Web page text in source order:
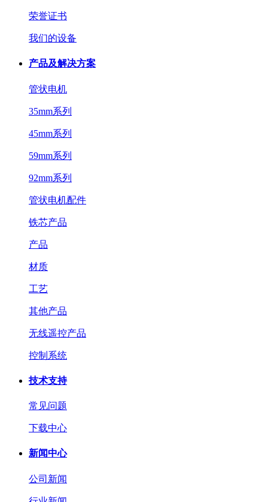
荣誉证书
我们的设备
产品及解决方案
管状电机
35mm系列
45mm系列
59mm系列
92mm系列
管状电机配件
铁芯产品
产品
材质
工艺
其他产品
无线遥控产品
控制系统
技术支持
常见问题
下载中心
新闻中心
公司新闻